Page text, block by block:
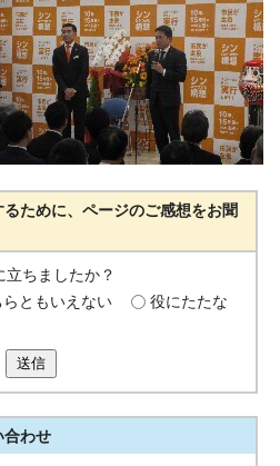
ために、ページのご感想をお聞
立ちましたか？
らともいえない
役にたたな
送信
合わせ